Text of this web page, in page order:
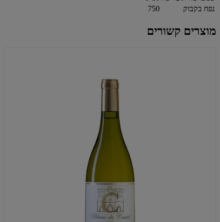
נפח בקבוק
750
מוצרים קשורים